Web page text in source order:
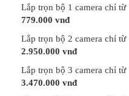
Lắp trọn bộ 1 camera chỉ từ
779.000 vnđ
Lắp trọn bộ 2 camera chỉ từ
2.950.000 vnđ
Lắp trọn bộ 3 camera chỉ từ
3.470.000 vnđ